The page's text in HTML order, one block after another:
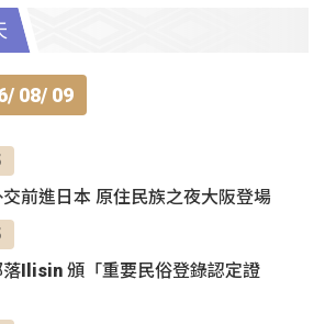
08/ 09
前進日本 原住民族之夜大阪登場
落Ilisin 頒「重要民俗登錄認定證